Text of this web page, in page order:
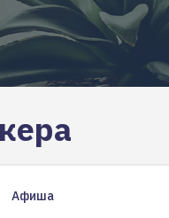
Афиша